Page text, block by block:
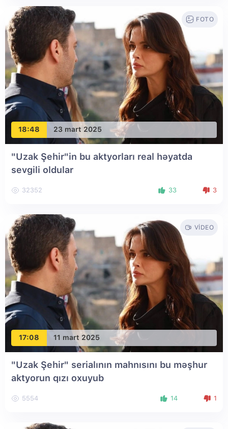
18:48 23 mart 2025
FOTO
"Uzak Şehir"in bu aktyorları real həyatda
sevgili oldular
32352 33 3
17:08 11 mart 2025
VIDEO
"Uzak Şehir" serialının mahnısını bu məşhur
aktyorun qızı oxuyub
5554 14 1